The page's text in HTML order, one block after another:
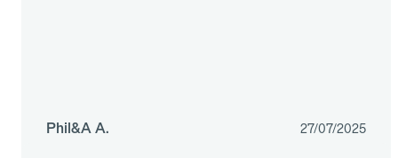
Phil&A A. 27/07/2025